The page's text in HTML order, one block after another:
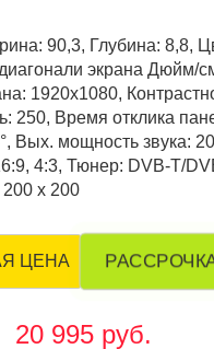
90,3, Глубина: 8,8,
экрана Дюйм/
1920x1080,
250, Время отклика
Вых. мощность звука:
4:3, Тюнер: DVB-Т/
x 200
ЦЕНА
20 995 руб.